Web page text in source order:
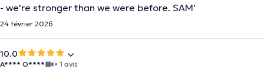
- we're stronger than we were before. SAM'
24 février 2026
10.0
A**** O**** • 1 avis